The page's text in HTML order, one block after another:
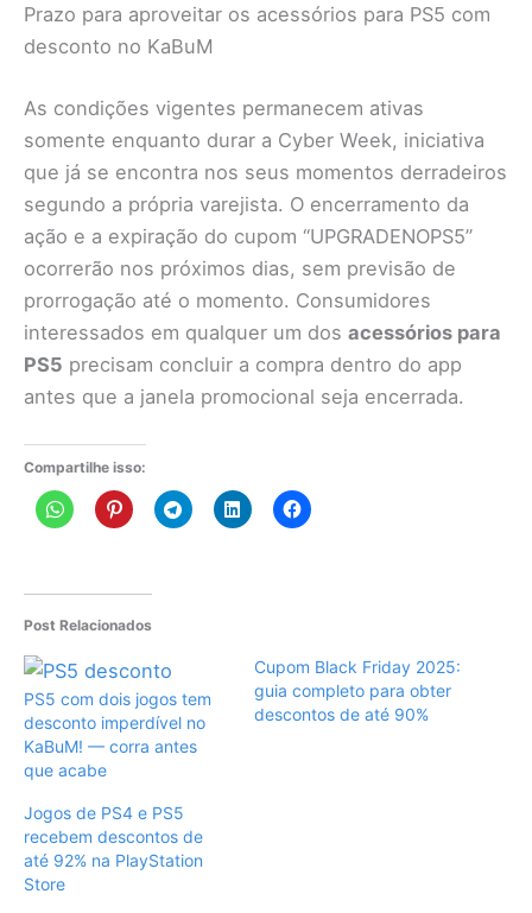
Prazo para aproveitar os acessórios para PS5 com
desconto no KaBuM
As condições vigentes permanecem ativas
somente enquanto durar a Cyber Week, iniciativa
que já se encontra nos seus momentos derradeiros
segundo a própria varejista. O encerramento da
ação e a expiração do cupom “UPGRADENOPS5”
ocorrerão nos próximos dias, sem previsão de
prorrogação até o momento. Consumidores
interessados em qualquer um dos acessórios para
PS5 precisam concluir a compra dentro do app
antes que a janela promocional seja encerrada.
Compartilhe isso:
Post Relacionados
PS5 com dois jogos tem
desconto imperdível no
KaBuM! — corra antes
que acabe
Cupom Black Friday 2025:
guia completo para obter
descontos de até 90%
Jogos de PS4 e PS5
recebem descontos de
até 92% na PlayStation
Store